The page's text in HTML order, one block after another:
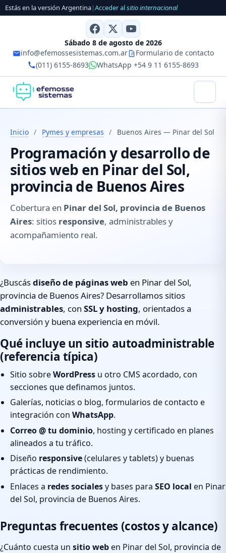
Estás en la versión Argentina|Acceder alsitio internacional
Sábado 8 de agosto de 2026
info@efemossesistemas.com.ar
Formulario de contacto
(011) 6155-8693
WhatsApp +54 9 11 6155-8693
Inicio / Pymes y empresas / Buenos Aires — Pinar del Sol
Programación y desarrollo de
sitios web en Pinar del Sol,
provincia de Buenos Aires
Cobertura en Pinar del Sol, provincia de Buenos
Aires: sitios responsive, administrables y
acompañamiento real.
¿Buscásdiseño de páginas web en Pinar del Sol,
provincia de Buenos Aires? Desarrollamos sitios
administrables, con SSL y hosting, orientados a
conversión y buena experiencia en móvil.
Qué incluye un sitio autoadministrable
(referencia típica)
Sitio sobreWordPress u otro CMS acordado, con
secciones que definamos juntos.
Galerías, noticias o blog, formularios de contacto e
integración con WhatsApp.
Correo @ tu dominio, hosting y certificado en planes
alineados a tu tráfico.
Diseño responsive(celulares y tablets) y buenas
prácticas de rendimiento.
Enlaces a redes socialesy bases para SEO local en Pinar
del Sol, provincia de Buenos Aires.
Preguntas frecuentes (costos y alcance)
¿Cuánto cuesta un sitio weben Pinar del Sol, provincia de